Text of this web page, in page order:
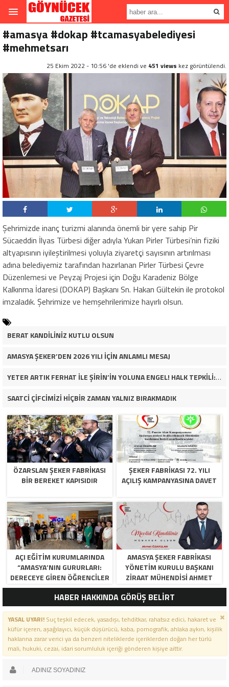
#amasya #dokap #tcamasyabelediyesi
#mehmetsarı
25 Ekim 2022 - 10:56 'de eklendi ve 451 views kez görüntülendi.
Şehrimizde inanç turizmi alanında önemli bir yere sahip Pir
Sücaeddin İlyas Türbesi diğer adıyla Yukarı Pirler Türbesi’nin fiziki
altyapısının iyileştirilmesi yoluyla ziyaretçi sayısının artırılması
adına belediyemiz tarafından hazırlanan Pirler Türbesi Çevre
Düzenlemesi ve Peyzaj Projesi için Doğu Karadeniz Bölge
Kalkınma İdaresi (DOKAP) Başkanı Sn. Hakan Gültekin ile protokol
imzaladık. Şehrimize ve hemşehrilerimize hayırlı olsun.
BERAT KANDİLİNİZ KUTLU OLSUN
AMASYA ŞEKER’DEN 2026 YILI İÇİN ANLAMLI MESAJ
YETER ARTIK FERHAT İLE ŞİRİN’İN YOLUNA ENGEL! HALK TEPKİLİ: “YOLU KAPATMAK ÇÖZÜM DEĞİL, GÖREVİNİ YAP!”
SAATCİ ÇİFCİMİZİ HİÇBİR ZAMAN YALNIZ BIRAKMADIK
ÖZARSLAN ŞEKER FABRİKASI
BİR BEREKET KAPISIDIR
ŞEKER FABRİKASI 72. YILI
AÇILIŞ KAMPANYASINA DAVET
AÇI EĞİTİM KURUMLARINDA
“AMASYA’NIN GURURLARI:
DERECEYE GIREN ÖĞRENCILER
İÇIN ANLAMLI TÖREN”
AMASYA ŞEKER FABRIKASI
YÖNETIM KURULU BAŞKANI
ZIRAAT MÜHENDISI AHMET
ÖZARSLAN’IN MEVLID KANDILI
MESAJI
HABER HAKKINDA GÖRÜŞ BELİRT
YASAL UYARI!Suç teşkil edecek, yasadışı, tehditkar, rahatsız edici, hakaret ve
küfür içeren, aşağılayıcı, küçük düşürücü, kaba, pornografik, ahlaka aykırı, kişilik
haklarına zarar verici ya da benzeri niteliklerde içeriklerden doğan her türlü
mali, hukuki, cezai, idari sorumluluk içeriği gönderen kişiye aittir.